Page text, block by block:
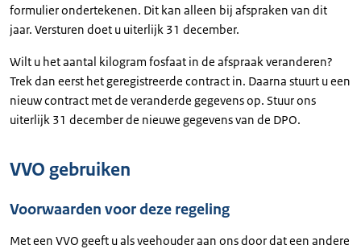
formulier ondertekenen. Dit kan alleen bij afspraken van dit
jaar. Versturen doet u uiterlijk 31 december.
Wilt u het aantal kilogram fosfaat in de afspraak veranderen?
Trek dan eerst het geregistreerde contract in. Daarna stuurt u een
nieuw contract met de veranderde gegevens op. Stuur ons
uiterlijk 31 december de nieuwe gegevens van de DPO.
VVO gebruiken
Voorwaarden voor deze regeling
Met een VVO geeft u als veehouder aan ons door dat een andere